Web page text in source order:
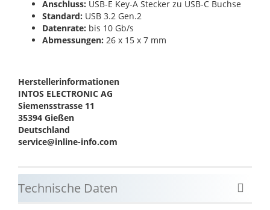
Anschluss: USB-E Key-A Stecker zu USB-C Buchse
Standard: USB 3.2 Gen.2
Datenrate: bis 10 Gb/s
Abmessungen: 26 x 15 x 7 mm
Herstellerinformationen
INTOS ELECTRONIC AG
Siemensstrasse 11
35394 Gießen
Deutschland
service@inline-info.com
Technische Daten